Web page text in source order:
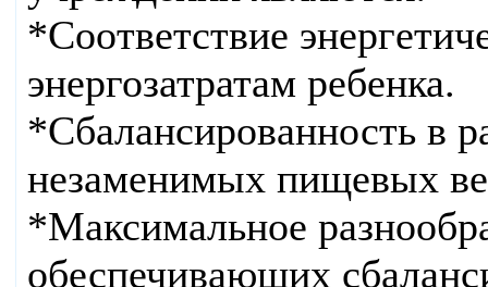
*Соответствие
энергозатратам ребенка.
*Сбалансированность в
незаменимых пищевых
*Максимальное
обеспечивающих